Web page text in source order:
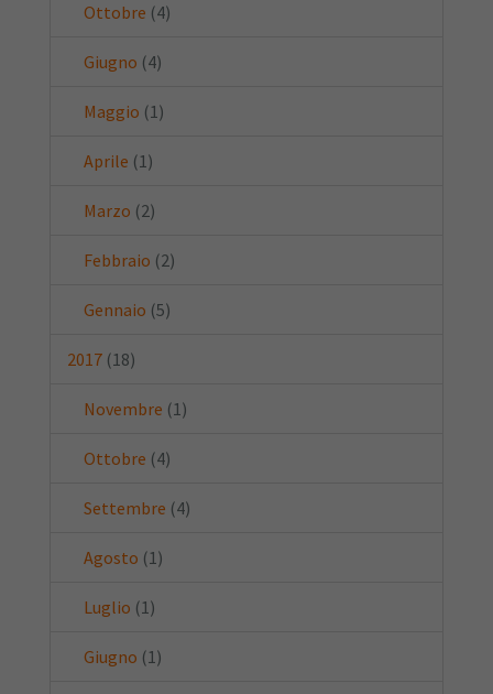
Ottobre (4)
Giugno (4)
Maggio (1)
Aprile (1)
Marzo (2)
Febbraio (2)
Gennaio (5)
2017 (18)
Novembre (1)
Ottobre (4)
Settembre (4)
Agosto (1)
Luglio (1)
Giugno (1)